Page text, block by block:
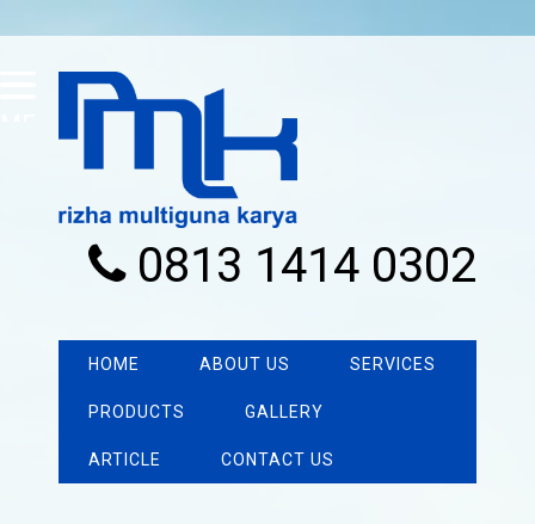
0813 1414 0302
HOME ABOUT US SERVICES
PRODUCTS GALLERY
ARTICLE CONTACT US